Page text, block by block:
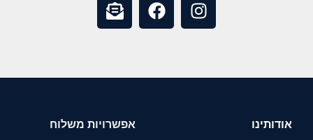
אודותינו
אפשרויות משלוח